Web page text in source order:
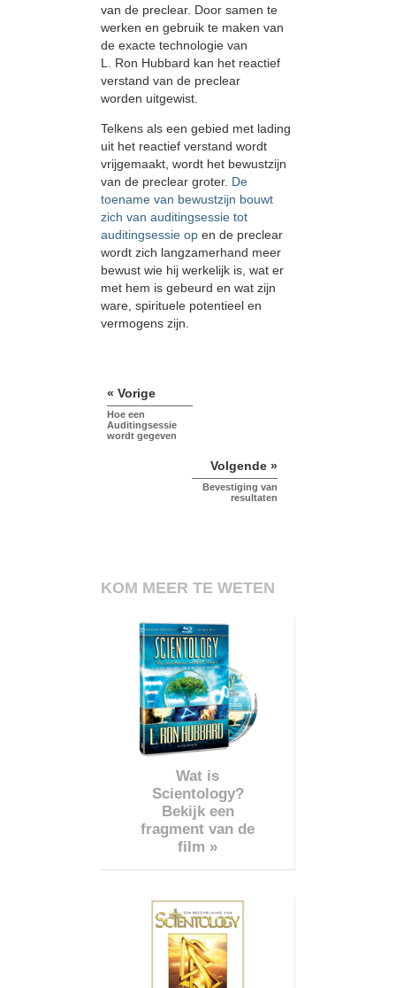
van de preclear. Door samen te
werken en gebruik te maken van
de exacte technologie van
L. Ron Hubbard kan het reactief
verstand van de preclear
worden uitgewist.
Telkens als een gebied met lading
uit het reactief verstand wordt
vrijgemaakt, wordt het bewustzijn
van de preclear groter. De
toename van bewustzijn bouwt
zich van auditingsessie tot
auditingsessie op en de preclear
wordt zich langzamerhand meer
bewust wie hij werkelijk is, wat er
met hem is gebeurd en wat zijn
ware, spirituele potentieel en
vermogens zijn.
« Vorige
Hoe een
Auditingsessie
wordt gegeven
Volgende »
Bevestiging van
resultaten
KOM MEER TE WETEN
Wat is
Scientology?
Bekijk een
fragment van de
film »